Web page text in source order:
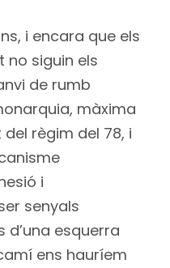
i encara que els
no siguin els
de rumb
màxima
règim del 78, i
i
senyals
d’una esquerra
ens hauríem